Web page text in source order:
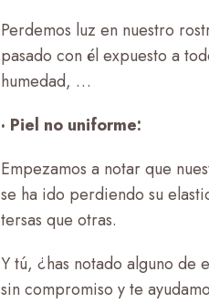
Perdemos luz en nuestro
pasado con él expuesto a
humedad, …
· Piel no uniforme:
Empezamos a notar que
se ha ido perdiendo su
tersas que otras.
Y tú, ¿has notado alguno de
sin compromiso y te